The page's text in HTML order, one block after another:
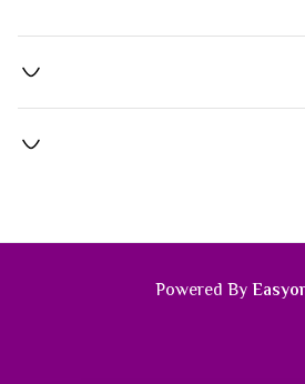
Powered By